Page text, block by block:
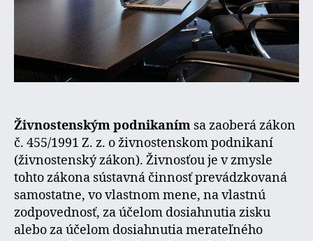
Živnostenským podnikaním sa zaoberá zákon
č. 455/1991 Z. z. o živnostenskom podnikaní
(živnostenský zákon). Živnosťou je v zmysle
tohto zákona sústavná činnosť prevádzkovaná
samostatne, vo vlastnom mene, na vlastnú
zodpovednosť, za účelom dosiahnutia zisku
alebo za účelom dosiahnutia merateľného